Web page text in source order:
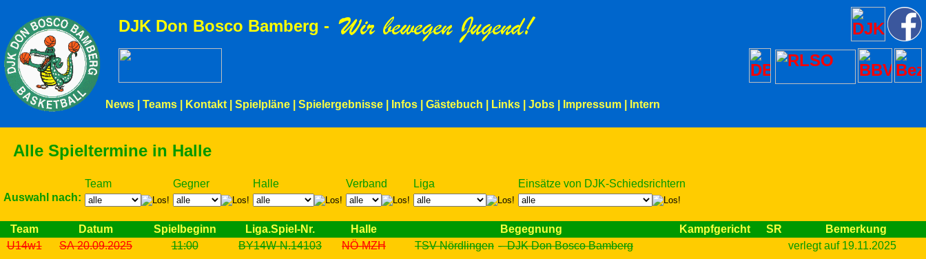
DJK Don Bosco Bamberg -
News Teams Kontakt Spielpläne Spielergebnisse Infos Gästebuch Links Jobs Impressum Intern
Alle Spieltermine in Halle
Auswahl nach:
Team Gegner Halle Verband Liga Einsätze von DJK-Schiedsrichtern
Team Datum Spielbeginn Liga.Spiel-Nr. Halle Begegnung Kampfgericht SR
Bemerkung
U14w1
SA 20.09.2025 11:00 BY14W-N.14103 NÖ-MZH TSV Nördlingen - DJK Don Bosco Bamberg verlegt auf 19.11.2025